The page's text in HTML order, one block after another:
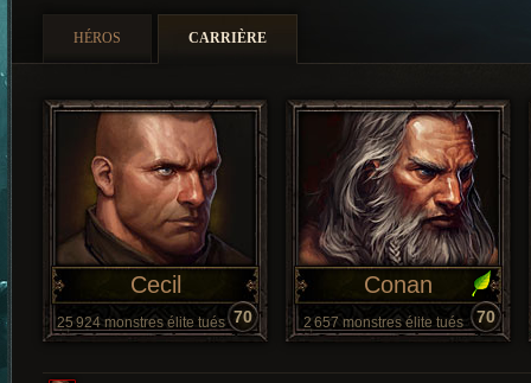
HÉROS CARRIÈRE
Cecil
25 924 monstres élite tués 70
Conan
2 657 monstres élite tués 70